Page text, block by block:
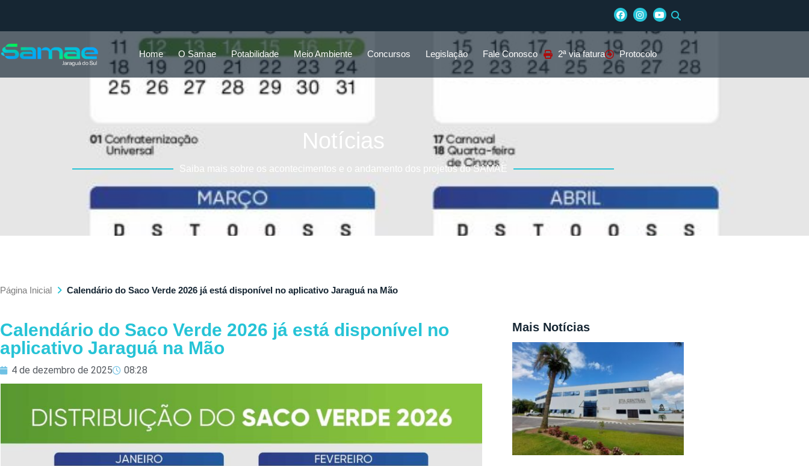
Home O Samae Potabilidade Meio Ambiente Concursos Legislação Fale Conosco 2ª via fatura Protocolo
Notícias
Saiba mais sobre os acontecimentos e o andamento dos projetos do SAMAE
Página Inicial Calendário do Saco Verde 2026 já está disponível no aplicativo Jaraguá na Mão
Calendário do Saco Verde 2026 já está disponível no
aplicativo Jaraguá na Mão
4 de dezembro de 2025 08:28
Mais Notícias